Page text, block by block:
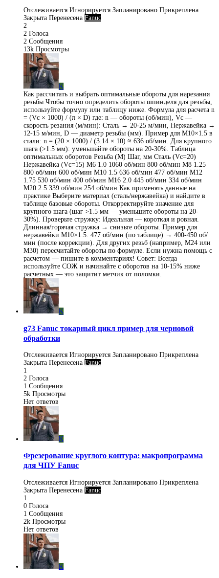
Отслеживается Игнорируется Запланировано Прикреплена
Закрыта Перенесена Fanuc
2
2 Голоса
2 Сообщения
13k Просмотры
K
Как рассчитать и выбрать оптимальные обороты для нарезания
резьбы Чтобы точно определить обороты шпинделя для резьбы,
используйте формулу или таблицу ниже. Формула для расчета n
= (Vc × 1000) / (π × D) где: n — обороты (об/мин), Vc —
скорость резания (м/мин): Сталь → 20-25 м/мин, Нержавейка →
12-15 м/мин, D — диаметр резьбы (мм). Пример для M10×1.5 в
стали: n = (20 × 1000) / (3.14 × 10) ≈ 636 об/мин. Для крупного
шага (>1.5 мм): уменьшайте обороты на 20-30%. Таблица
оптимальных оборотов Резьба (М) Шаг, мм Сталь (Vc=20)
Нержавейка (Vc=15) M6 1.0 1060 об/мин 800 об/мин M8 1.25
800 об/мин 600 об/мин M10 1.5 636 об/мин 477 об/мин M12
1.75 530 об/мин 400 об/мин M16 2.0 445 об/мин 334 об/мин
M20 2.5 339 об/мин 254 об/мин Как применять данные на
практике Выберите материал (сталь/нержавейка) и найдите в
таблице базовые обороты. Откорректируйте значение для
крупного шага (шаг >1.5 мм — уменьшите обороты на 20-
30%). Проверьте стружку: Идеальная — короткая и ровная.
Длинная/горячая стружка → снизьте обороты. Пример для
нержавейки M10×1.5: 477 об/мин (по таблице) → 400-450 об/
мин (после коррекции). Для других резьб (например, M24 или
M30) пересчитайте обороты по формуле. Если нужна помощь с
расчетом — пишите в комментариях! Совет: Всегда
используйте СОЖ и начинайте с оборотов на 10-15% ниже
расчетных — это защитит метчик от поломки.
K
g73 Fanuc токарный цикл пример для черновой
обработки
Отслеживается Игнорируется Запланировано Прикреплена
Закрыта Перенесена Fanuc
1
2 Голоса
1 Сообщения
5k Просмотры
Нет ответов
K
Фрезерование круглого контура: макропрограмма
для ЧПУ Fanuc
Отслеживается Игнорируется Запланировано Прикреплена
Закрыта Перенесена Fanuc
1
0 Голоса
1 Сообщения
2k Просмотры
Нет ответов
K